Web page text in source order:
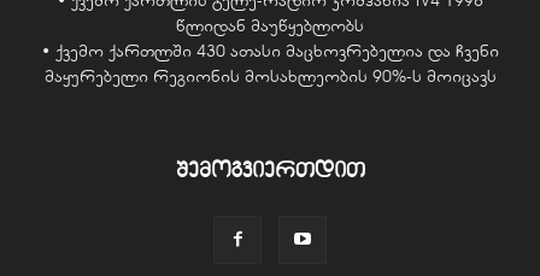
წლიდან მაუწყებლობს
• ქვემო ქართლში 430 ათასი მაცხოვრებელია და ჩვენი
მაყურებელი რეგიონის მოსახლეობის 90%-ს მოიცავს
შემოგვიერთდით